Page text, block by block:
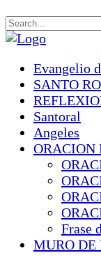
Evangelio
SANTO
Santoral
Angeles
ORACION
Frase
MURO DE